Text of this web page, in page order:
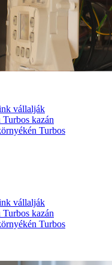
vállalják
kazán
Turbos
vállalják
kazán
Turbos